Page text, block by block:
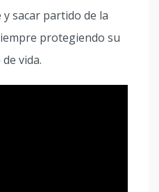
sacar partido de la
protegiendo su
vida.